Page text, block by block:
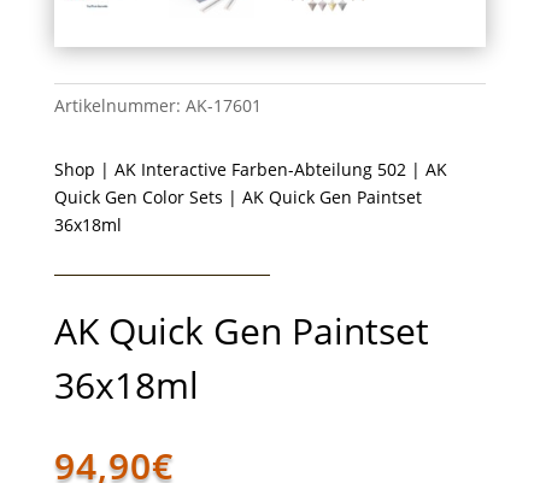
Artikelnummer: AK-17601
Shop | AK Interactive Farben-Abteilung 502| AK
Quick Gen Color Sets | AK Quick Gen Paintset
36x18ml
AK Quick Gen Paintset
36x18ml
94,90€